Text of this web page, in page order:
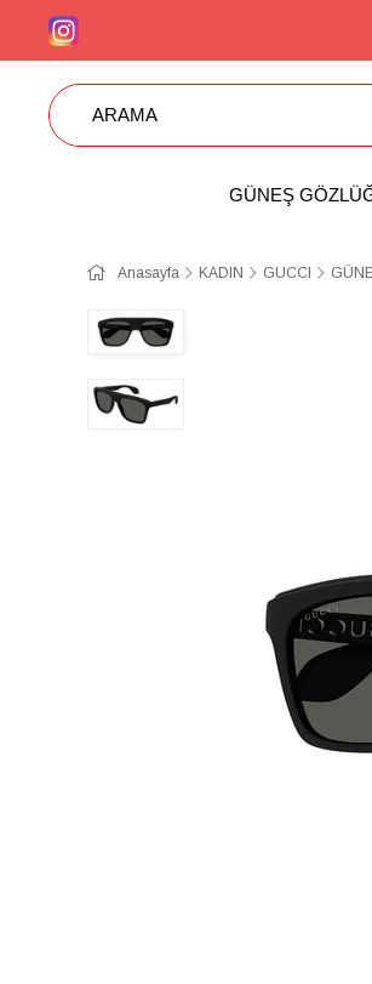
GÜNEŞ
Anasayfa KADIN GUCCI